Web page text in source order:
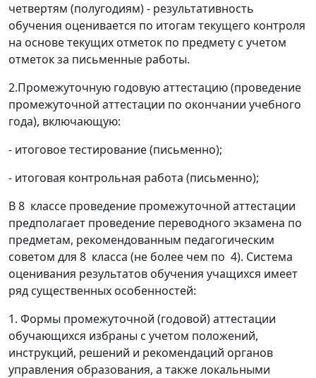
четвертям (полугодиям) - результативность
обучения оценивается по итогам текущего контроля
на основе текущих отметок по предмету с учетом
отметок за письменные работы.
2.Промежуточную годовую аттестацию (проведение
промежуточной аттестации по окончании учебного
года), включающую:
- итоговое тестирование (письменно);
- итоговая контрольная работа (письменно);
В 8 классе проведение промежуточной аттестации
предполагает проведение переводного экзамена по
предметам, рекомендованным педагогическим
советом для 8 класса (не более чем по 4). Система
оценивания результатов обучения учащихся имеет
ряд существенных особенностей:
1. Формы промежуточной (годовой) аттестации
обучающихся избраны с учетом положений,
инструкций, решений и рекомендаций органов
управления образования, а также локальными